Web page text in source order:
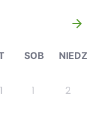
»
SOB NIEDZ
1 2